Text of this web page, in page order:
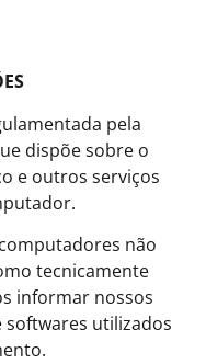
pela
dispõe sobre o
e outros serviços
não
tecnicamente
informar nossos
softwares utilizados